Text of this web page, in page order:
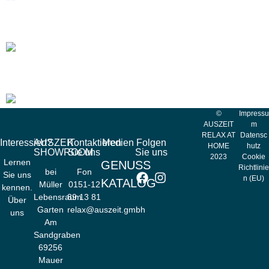
Interessiert?
Lernen
Sie uns
kennen.
Über
uns
AUSZEIT
SHOWROOM
bei
Müller
Lebensraum
Garten
Am
Sandgraben
69256
Mauer
Kontaktieren
Sie uns
Fon
0151-12
89 13 81
relax@auszeit.gmbh
Medien
GENUSS
KATALOG
Folgen
Sie uns
©
AUSZEIT
RELAX AT
HOME
2023
Impressu
m
Datensc
hutz
Cookie
Richtlinie
n (EU)